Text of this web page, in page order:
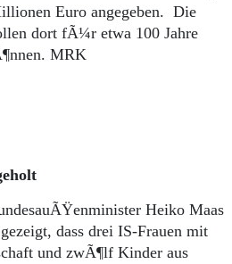
Euro angegeben. Die
dort fÃ¼r etwa 100 Jahre
MRK
Heiko Maas
dass drei IS-Frauen mit
und zwÃ¶lf Kinder aus